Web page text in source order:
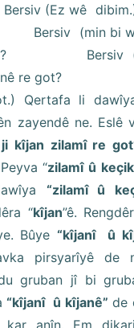
wê dibim.)
(min bi wî
Bersiv
re got?
Qertafa li
zayendê ne. Eslê
kîjan zilamî re
“zilamî û
“zilamî û
“kîjan”ê.
Bûye “kîjanî û
pirsyarîyê de
gruban jî bi
“kîjanî û kîjanê” de
anîn. Em